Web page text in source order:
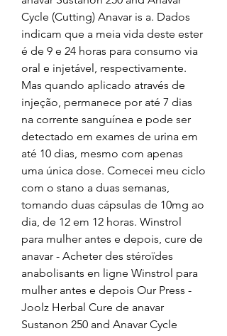
Cycle (Cutting) Anavar is a. Dados
indicam que a meia vida deste ester
é de 9 e 24 horas para consumo via
oral e injetável, respectivamente.
Mas quando aplicado através de
injeção, permanece por até 7 dias
na corrente sanguínea e pode ser
detectado em exames de urina em
até 10 dias, mesmo com apenas
uma única dose. Comecei meu ciclo
com o stano a duas semanas,
tomando duas cápsulas de 10mg ao
dia, de 12 em 12 horas. Winstrol
para mulher antes e depois, cure de
anavar - Acheter des stéroïdes
anabolisants en ligne Winstrol para
mulher antes e depois Our Press -
Joolz Herbal Cure de anavar
Sustanon 250 and Anavar Cycle